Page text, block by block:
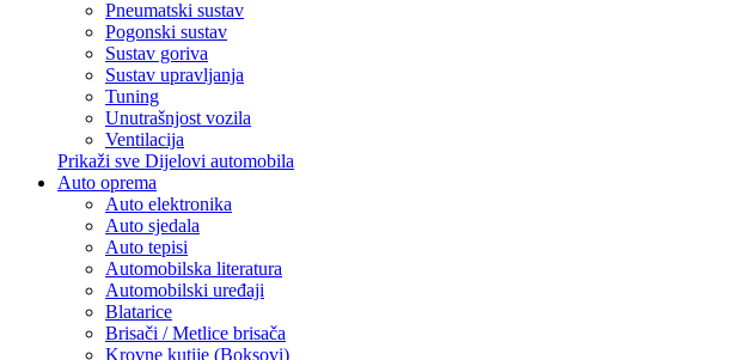
Pneumatski sustav
Pogonski sustav
Sustav goriva
Sustav upravljanja
Tuning
Unutrašnjost vozila
Ventilacija
Prikaži sve Dijelovi automobila
Auto oprema
Auto elektronika
Auto sjedala
Auto tepisi
Automobilska literatura
Automobilski uređaji
Blatarice
Brisači / Metlice brisača
Krovne kutije (Boksovi)